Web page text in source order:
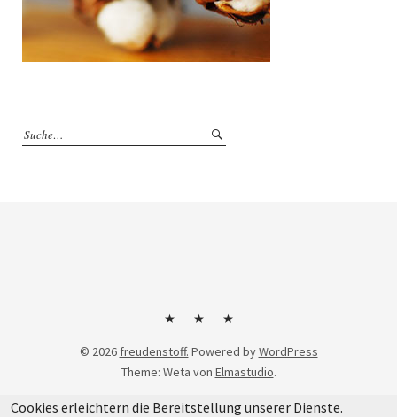
KontaktImpressumDatenschutzerklärung
© 2026 freudenstoff. Powered byWordPress
Theme: Weta von Elmastudio.
Cookies erleichtern die Bereitstellung unserer Dienste.